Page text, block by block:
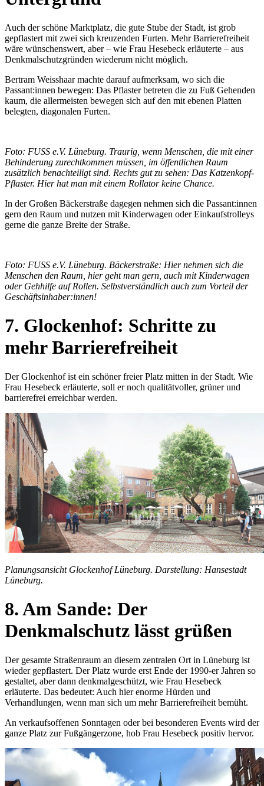
Auch der schöne Marktplatz, die gute Stube der Stadt, ist grob
gepflastert mit zwei sich kreuzenden Furten. Mehr Barrierefreiheit
wäre wünschenswert, aber – wie Frau Hesebeck erläuterte – aus
Denkmalschutzgründen wiederum nicht möglich.
Bertram Weisshaar machte darauf aufmerksam, wo sich die
Passant:innen bewegen: Das Pflaster betreten die zu Fuß Gehenden
kaum, die allermeisten bewegen sich auf den mit ebenen Platten
belegten, diagonalen Furten.
Foto: FUSS e.V. Lüneburg. Traurig, wenn Menschen, die mit einer
Behinderung zurechtkommen müssen, im öffentlichen Raum
zusätzlich benachteiligt sind. Rechts gut zu sehen: Das Katzenkopf-
Pflaster. Hier hat man mit einem Rollator keine Chance.
In der Großen Bäckerstraße dagegen nehmen sich die Passant:innen
gern den Raum und nutzen mit Kinderwagen oder Einkaufstrolleys
gerne die ganze Breite der Straße.
Foto: FUSS e.V. Lüneburg. Bäckerstraße: Hier nehmen sich die
Menschen den Raum, hier geht man gern, auch mit Kinderwagen
oder Gehhilfe auf Rollen. Selbstverständlich auch zum Vorteil der
Geschäftsinhaber:innen!
7. Glockenhof: Schritte zu
mehr Barrierefreiheit
Der Glockenhof ist ein schöner freier Platz mitten in der Stadt. Wie
Frau Hesebeck erläuterte, soll er noch qualitätvoller, grüner und
barrierefrei erreichbar werden.
Planungsansicht Glockenhof Lüneburg. Darstellung: Hansestadt
Lüneburg.
8. Am Sande: Der
Denkmalschutz lässt grüßen
Der gesamte Straßenraum an diesem zentralen Ort in Lüneburg ist
wieder gepflastert. Der Platz wurde erst Ende der 1990-er Jahren so
gestaltet, aber dann denkmalgeschützt, wie Frau Hesebeck
erläuterte. Das bedeutet: Auch hier enorme Hürden und
Verhandlungen, wenn man sich um mehr Barrierefreiheit bemüht.
An verkaufsoffenen Sonntagen oder bei besonderen Events wird der
ganze Platz zur Fußgängerzone, hob Frau Hesebeck positiv hervor.